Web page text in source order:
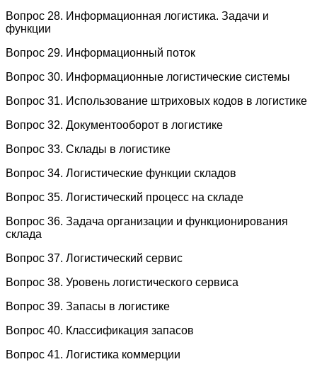
Вопрос 28. Информационная логистика. Задачи и
функции
Вопрос 29. Информационный поток
Вопрос 30. Информационные логистические системы
Вопрос 31. Использование штриховых кодов в логистике
Вопрос 32. Документооборот в логистике
Вопрос 33. Склады в логистике
Вопрос 34. Логистические функции складов
Вопрос 35. Логистический процесс на складе
Вопрос 36. Задача организации и функционирования
склада
Вопрос 37. Логистический сервис
Вопрос 38. Уровень логистического сервиса
Вопрос 39. Запасы в логистике
Вопрос 40. Классификация запасов
Вопрос 41. Логистика коммерции